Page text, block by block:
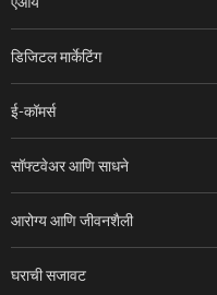
डिजिटल मार्केटिंग
ई-कॉमर्स
सॉफ्टवेअर आणि साधने
आरोग्य आणि जीवनशैली
घराची सजावट